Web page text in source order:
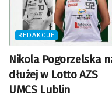
REDAKCJE
Nikola Pogorzelska
dłużej w Lotto AZS
UMCS Lublin